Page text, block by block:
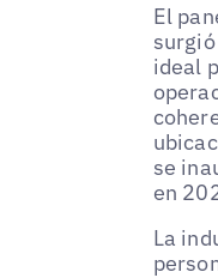
El
ideal
se
en
La